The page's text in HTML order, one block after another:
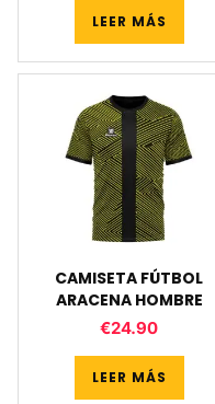
LEER MÁS
CAMISETA FÚTBOL
ARACENA HOMBRE
€24.90
LEER MÁS